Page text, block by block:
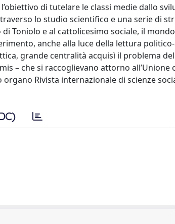
di tutelare le classi medie dallo
lo studio scientifico e una serie di
Toniolo e al cattolicesimo sociale, il mondo
anche alla luce della lettura
grande centralità acquisì il problema
– che si raccoglievano attorno all’Unione
Rivista internazionale di scienze